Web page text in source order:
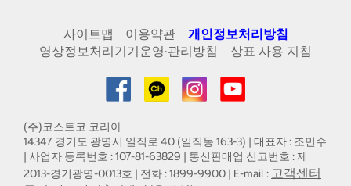
사이트맵 이용약관
개인정보처리방침
영상정보처리기기운영·관리방침
상표 사용 지침
(주)코스트코 코리아
14347 경기도 광명시 일직로 40 (일직동 163-3) | 대표자 : 조민수
| 사업자 등록번호 : 107-81-63829 | 통신판매업 신고번호 : 제
2013-경기광명-0013호 | 전화 : 1899-9900 | E-mail : 고객센터